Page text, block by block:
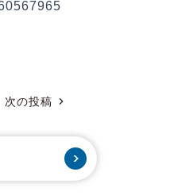
次の投稿